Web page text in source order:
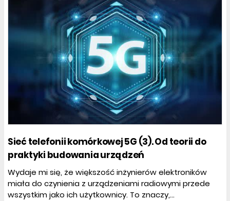
Sieć telefonii komórkowej 5G (3). Od teorii do
praktyki budowania urządzeń
Wydaje mi się, że większość inżynierów elektroników
miała do czynienia z urządzeniami radiowymi przede
wszystkim jako ich użytkownicy. To znaczy,...